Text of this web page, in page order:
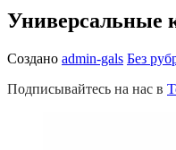
Универсальные
Создано admin-gals Без
Подписывайтесь на нас в